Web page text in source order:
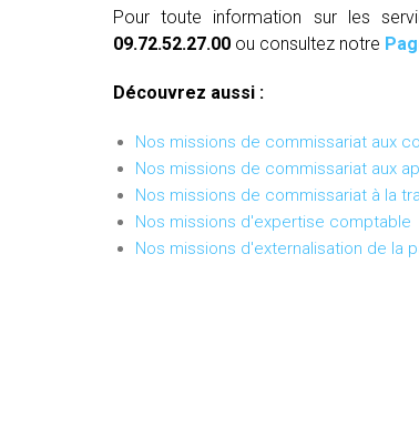
Pour toute information sur les
09.72.52.27.00 ou consultez notre
Découvrez aussi :
Nos missions de commissariat aux
Nos missions de commissariat aux
Nos missions de commissariat à la
Nos missions d'expertise comptable
Nos missions d'externalisation de la